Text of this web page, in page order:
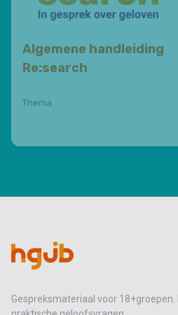
Algemene handleiding
Re:search
Thema
Gespreksmateriaal voor